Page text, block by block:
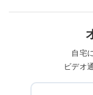
自宅
ビデオ